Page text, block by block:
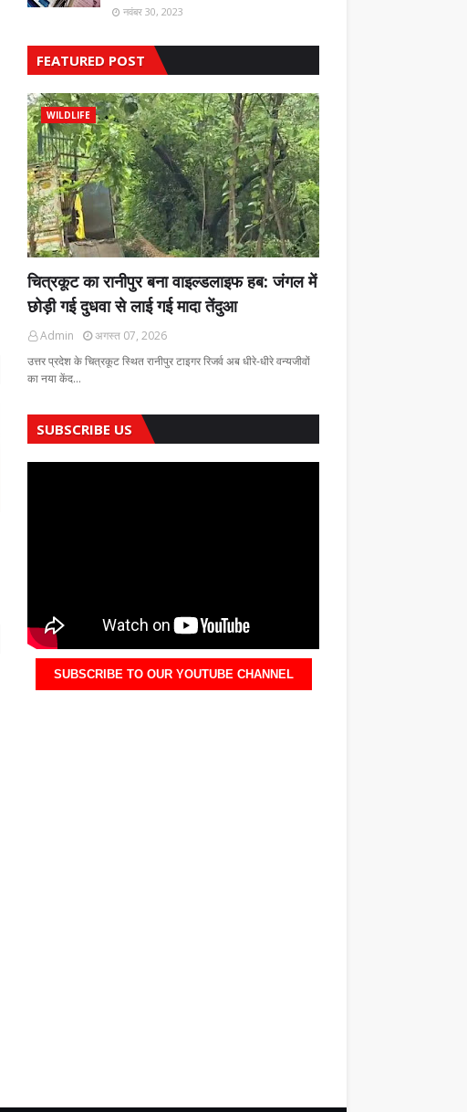
नवंबर 30, 2023
FEATURED POST
WILDLIFE
चित्रकूट का रानीपुर बना वाइल्डलाइफ हब: जंगल में
छोड़ी गई दुधवा से लाई गई मादा तेंदुआ
Admin
अगस्त 07, 2026
उत्तर प्रदेश के चित्रकूट स्थित रानीपुर टाइगर रिजर्व अब धीरे-धीरे वन्यजीवों
का नया केंद…
SUBSCRIBE US
SUBSCRIBE TO OUR YOUTUBE CHANNEL